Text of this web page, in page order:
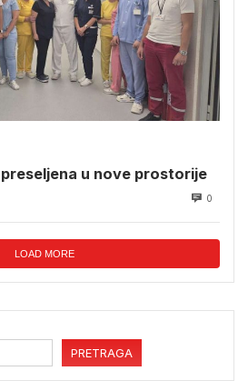
u nove prostorije
0
LOAD MORE
PRETRAGA